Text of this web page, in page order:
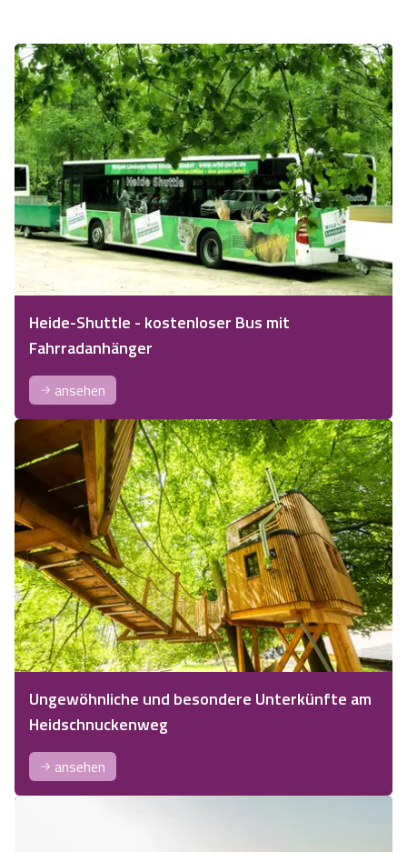
Heide-Shuttle - kostenloser Bus mit
Fahrradanhänger
ansehen
Ungewöhnliche und besondere Unterkünfte am
Heidschnuckenweg
ansehen